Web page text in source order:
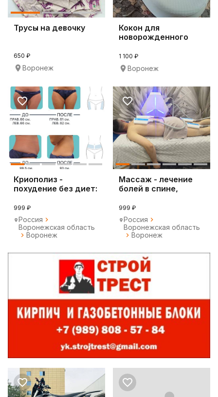
Трусы на девочку
650 ₽
Воронеж
Кокон для
новорожденного
1 100 ₽
Воронеж
Криополиз -
похудение без диет:
999 ₽
Россия
Воронежская область
Воронеж
Массаж - лечение
болей в спине,
999 ₽
Россия
Воронежская область
Воронеж